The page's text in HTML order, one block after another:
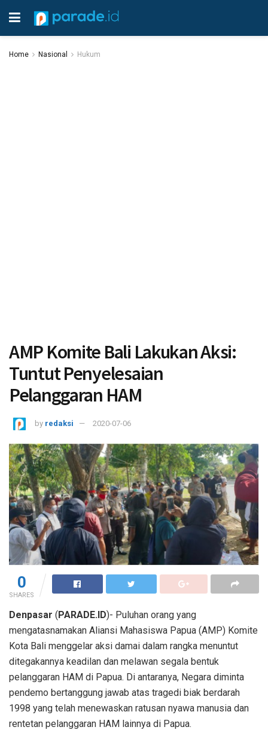
Home Nasional Hukum
AMP Komite Bali Lakukan Aksi:
Tuntut Penyelesaian
Pelanggaran HAM
by redaksi 2020-07-06
0
SHARES
Denpasar (PARADE.ID)- Puluhan orang yang
mengatasnamakan Aliansi Mahasiswa Papua (AMP) Komite
Kota Bali menggelar aksi damai dalam rangka menuntut
ditegakannya keadilan dan melawan segala bentuk
pelanggaran HAM di Papua. Di antaranya, Negara diminta
pendemo bertanggung jawab atas tragedi biak berdarah
1998 yang telah menewaskan ratusan nyawa manusia dan
rentetan pelanggaran HAM lainnya di Papua.